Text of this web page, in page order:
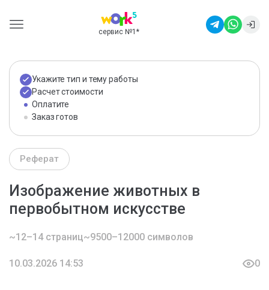
сервис №1 *
Укажите тип и тему работы
Расчет стоимости
Оплатите
Заказ готов
Реферат
Изображение животных в
первобытном искусстве
~12–14 страниц~9500–12000 символов
10.03.2026 14:53 0